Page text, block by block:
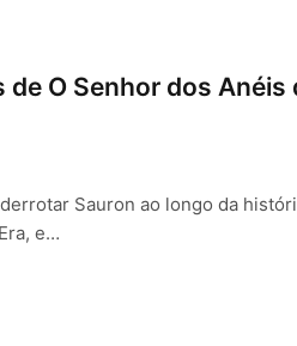
O Senhor dos Anéis
Sauron ao longo da
e…